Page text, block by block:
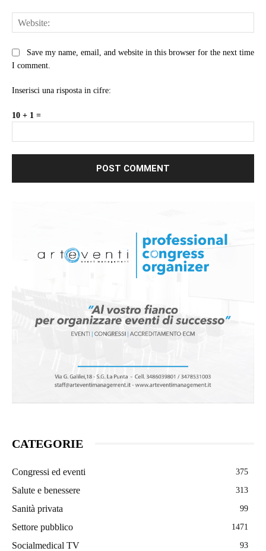
Save my name, email, and website in this browser for the next time
I comment.
Inserisci una risposta in cifre:
10 + 1 =
CATEGORIE
Congressi ed eventi 375
Salute e benessere 313
Sanità privata 99
Settore pubblico 1471
Socialmedical TV 93